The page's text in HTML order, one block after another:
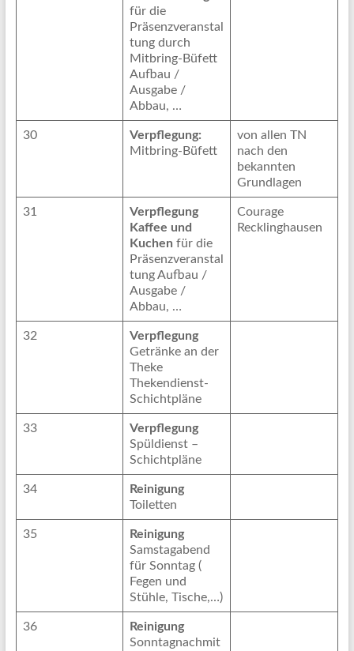
für die
Präsenzveranstal
tung durch
Mitbring-Büfett
Aufbau /
Ausgabe /
Abbau, …
30
Verpflegung:
Mitbring-Büfett
von allen TN
nach den
bekannten
Grundlagen
31
Verpflegung
Kaffee und
Kuchen für die
Präsenzveranstal
tung Aufbau /
Ausgabe /
Abbau, …
Courage
Recklinghausen
32
Verpflegung
Getränke an der
Theke
Thekendienst-
Schichtpläne
33
Verpflegung
Spüldienst –
Schichtpläne
34
Reinigung
Toiletten
35
Reinigung
Samstagabend
für Sonntag (
Fegen und
Stühle, Tische,…)
36
Reinigung
Sonntagnachmit